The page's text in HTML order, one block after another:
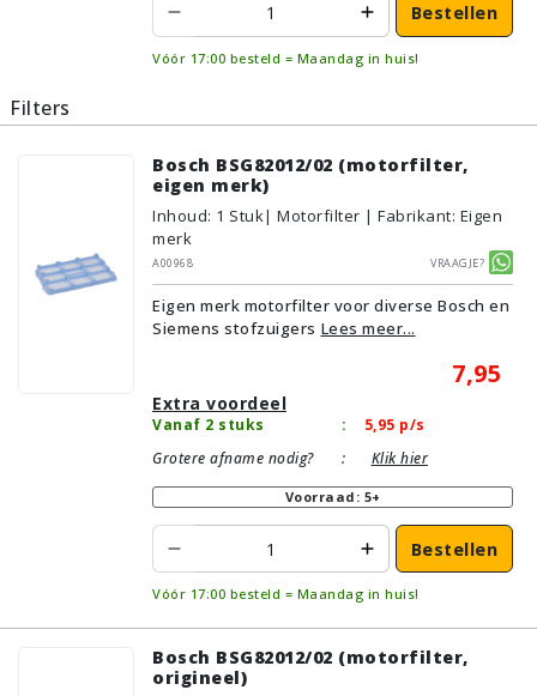
Bestellen
Vóór 17:00 besteld = Maandag in huis!
Filters
Bosch BSG82012/02 (motorfilter,
eigen merk)
Inhoud: 1 Stuk| Motorfilter | Fabrikant: Eigen
merk
A00968
Vraagje?
Eigen merk motorfilter voor diverse Bosch en
Siemens stofzuigers Lees meer...
7,95
Extra voordeel
Vanaf 2 stuks : 5,95 p/s
Grotere afname nodig?
: Klik hier
Voorraad: 5+
Bestellen
Vóór 17:00 besteld = Maandag in huis!
Bosch BSG82012/02 (motorfilter,
origineel)